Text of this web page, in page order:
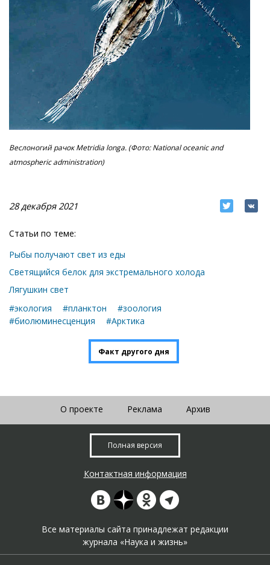
Веслоногий рачок Metridia longa. (Фото: National oceanic and
atmospheric administration)
28 декабря 2021
Статьи по теме:
Рыбы получают свет из еды
Светящийся белок для экстремального холода
Лягушкин свет
#экология
#планктон
#зоология
#биолюминесценция
#Арктика
Факт другого дня
О проекте Реклама Архив
Полная версия
Контактная информация
Все материалы сайта принадлежат редакции
журнала «Наука и жизнь»